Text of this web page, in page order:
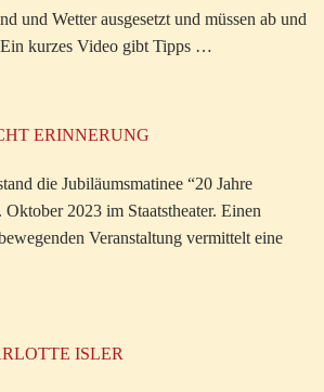
und Wetter ausgesetzt und müssen ab und
kurzes Video gibt Tipps …
ERINNERUNG
die Jubiläumsmatinee “20 Jahre
Oktober 2023 im Staatstheater. Einen
Veranstaltung vermittelt eine
ISLER